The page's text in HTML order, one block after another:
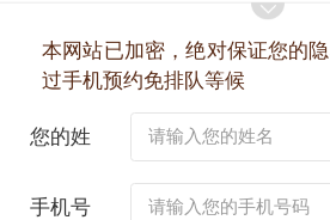
本网站已加密，绝对保证您的
过手机预约免排队等候
您的姓
手机号